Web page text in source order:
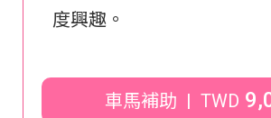
度興趣。
車馬補助 | TWD